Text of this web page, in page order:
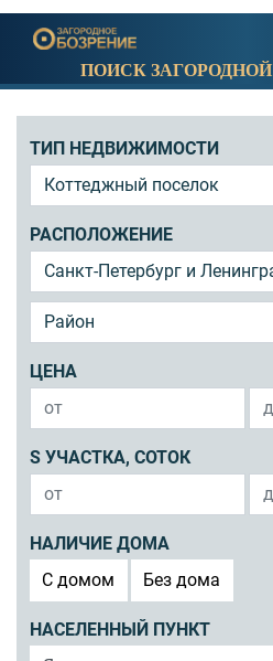
ПОИСК
ТИП НЕДВИЖИМОСТИ
РАСПОЛОЖЕНИЕ
ЦЕНА
S УЧАСТКА, СОТОК
НАЛИЧИЕ ДОМА
C домом
Без дома
НАСЕЛЕННЫЙ ПУНКТ